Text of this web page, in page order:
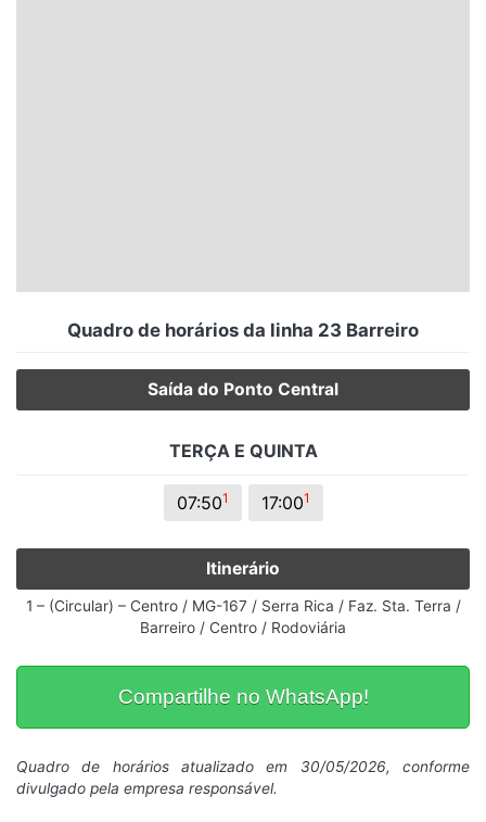
Quadro de horários da linha 23 Barreiro
Saída do Ponto Central
TERÇA E QUINTA
07:501 17:001
Itinerário
1 – (Circular) – Centro / MG-167 / Serra Rica / Faz. Sta. Terra /
Barreiro / Centro / Rodoviária
Compartilhe no WhatsApp!
Quadro de horários atualizado em 30/05/2026, conforme
divulgado pela empresa responsável.